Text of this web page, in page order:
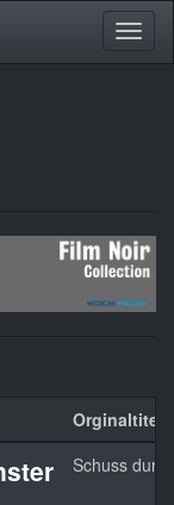
Orginaltitel
Schuss